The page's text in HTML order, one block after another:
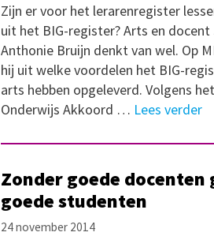
Zijn er voor het lerarenregister
uit het BIG-register? Arts en docent
Anthonie Bruijn denkt van wel. Op
hij uit welke voordelen het BIG-
arts hebben opgeleverd. Volgens
Onderwijs Akkoord … Lees verder
Zonder goede docenten
goede studenten
24 november 2014